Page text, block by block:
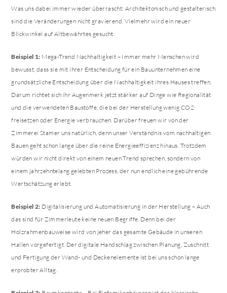
Was uns dabei immer wieder überrascht: Architektonisch und gestalterisch
sind die Veränderungen nicht gravierend. Vielmehr wird ein neuer
Blickwinkel auf Altbewährtes gesucht.
Beispiel 1: Mega-Trend Nachhaltigkeit – Immer mehr Menschen wird
bewusst, dass sie mit ihrer Entscheidung für ein Bauunternehmen eine
grundsätzliche Entscheidung über die Nachhaltigkeit ihres Hauses treffen.
Darum richtet sich ihr Augenmerk jetzt stärker auf Dinge wie Regionalität
und die verwendeten Baustoffe, die bei der Herstellung wenig CO2
freisetzen oder Energie verbrauchen. Darüber freuen wir von der
Zimmerei Stamer uns natürlich, denn unser Verständnis vom nachhaltigen
Bauen geht schon lange über die reine Energieeffizienz hinaus. Trotzdem
würden wir nicht direkt von einem neuen Trend sprechen, sondern von
einem jahrzehntelang gelebten Prozess, der nun endlich eine gebührende
Wertschätzung erlebt.
Beispiel 2: Digitalisierung und Automatisierung in der Herstellung – Auch
das sind für Zimmerleute keine neuen Begriffe. Denn bei der
Holzrahmenbauweise wird von jeher das gesamte Gebäude in unseren
Hallen vorgefertigt. Der digitale Handschlag zwischen Planung, Zuschnitt
und Fertigung der Wand- und Deckenelemente ist bei uns schon lange
erprobter Alltag.